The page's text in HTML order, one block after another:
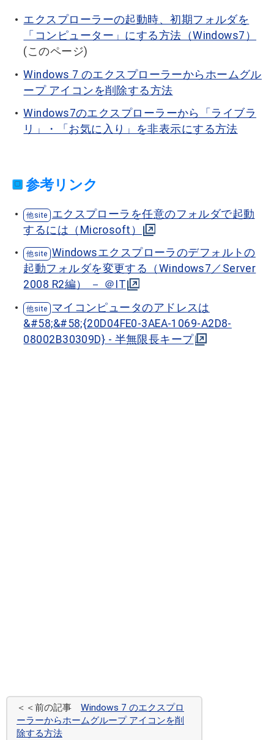
エクスプローラーの起動時、初期フォルダを
「コンピューター」にする方法（Windows7）
(このページ)
Windows 7 のエクスプローラーからホームグル
ープ アイコンを削除する方法
Windows7のエクスプローラーから「ライブラ
リ」・「お気に入り」を非表示にする方法
参考リンク
エクスプローラを任意のフォルダで起動
するには（Microsoft）
Windowsエクスプローラのデフォルトの
起動フォルダを変更する（Windows7／Server
2008 R2編） － ＠IT
マイコンピュータのアドレスは
&#58;&#58;{20D04FE0-3AEA-1069-A2D8-
08002B30309D} - 半無限長キープ
＜＜前の記事 Windows 7 のエクスプロ
ーラーからホームグループ アイコンを削
除する方法